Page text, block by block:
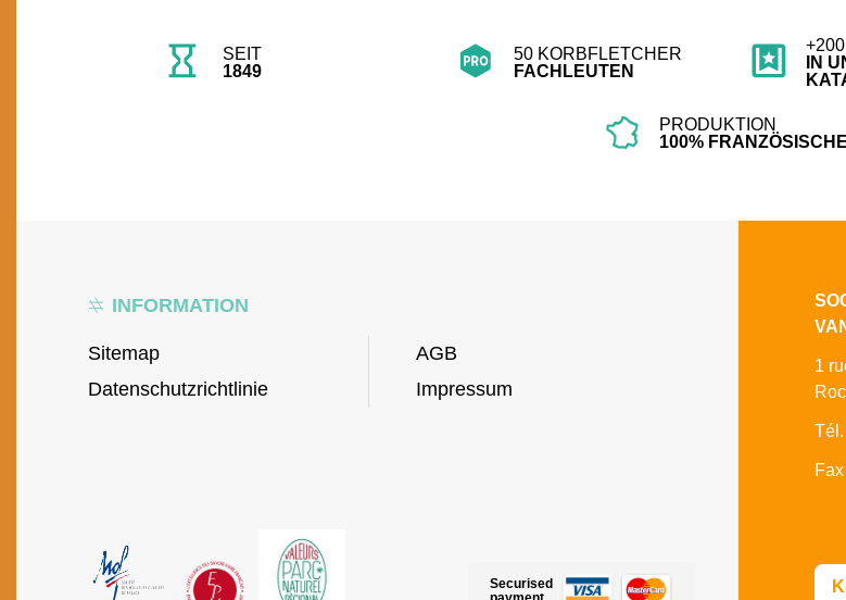
SEIT
1849
50 KORBFLETCHER
FACHLEUTEN
IN
PRODUKTION
100% FRANZÖSISCHE
INFORMATION
Sitemap
Datenschutzrichtlinie
AGB
Impressum
1
Securised